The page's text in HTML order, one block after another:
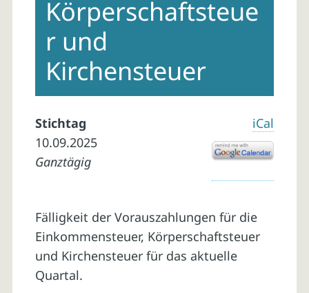
Körperschaftsteue
r und
Kirchensteuer
iCal
Stichtag
10.09.2025
Ganztägig
Fälligkeit der Vorauszahlungen für die
Einkommensteuer, Körperschaftsteuer
und Kirchensteuer für das aktuelle
Quartal.